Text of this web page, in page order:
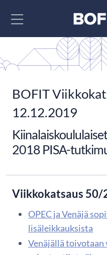
BOFIT
12.12.2019
2018 PISA-
Viikkokatsaus 50/
OPEC ja Venäjä
lisäleikkauksista
Venäjällä toivotaan